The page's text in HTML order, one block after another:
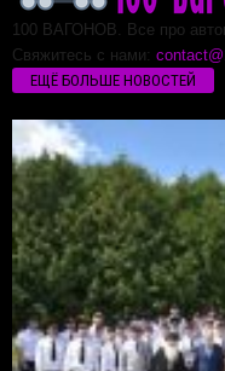
100 ВАГОНОВ. Все про
Свяжитесь с нами:
ЕЩЁ БОЛЬШЕ НОВОСТЕЙ